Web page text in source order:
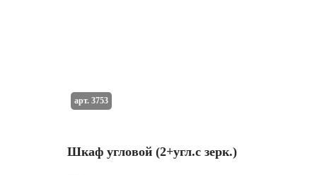
Шкаф угловой (2+угл.с зерк.)
арт. 3753